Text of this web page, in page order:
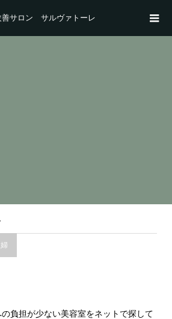
サロン サルヴァトーレ
負担が少ない美容室をネットで探して